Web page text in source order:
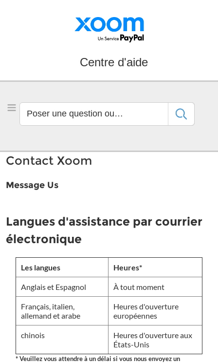
Centre d'aide
Poser
une
rechercher
par
clé
Contact Xoom
Message Us
Langues d'assistance par courrier
électronique
Les langues Heures*
Anglais et Espagnol À tout moment
Français, italien,
allemand et arabe
Heures d'ouverture
européennes
chinois
Heures d'ouverture aux
États-Unis
* Veuillez vous attendre à un délai si vous nous envoyez un